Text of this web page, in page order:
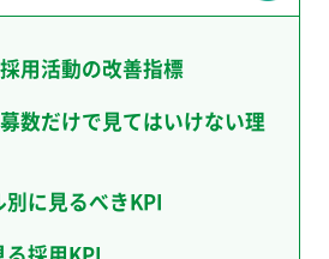
用活動の改善指標
数だけで見てはいけない理
に見るべきKPI